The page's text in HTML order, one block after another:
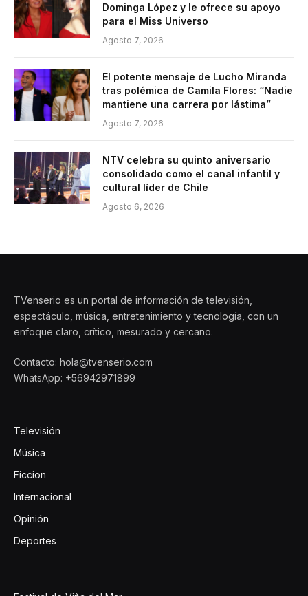
Dominga López y le ofrece su apoyo
para el Miss Universo
Agosto 7, 2026
El potente mensaje de Lucho Miranda
tras polémica de Camila Flores: “Nadie
mantiene una carrera por lástima”
Agosto 7, 2026
NTV celebra su quinto aniversario
consolidado como el canal infantil y
cultural líder de Chile
Agosto 6, 2026
TVenserio es un portal de información de televisión,
espectáculo, música, entretenimiento y tecnología, con un
enfoque claro, crítico, mesurado y cercano.
Contacto: hola@tvenserio.com
WhatsApp: +56942971899
Televisión
Música
Ficcion
Internacional
Opinión
Deportes